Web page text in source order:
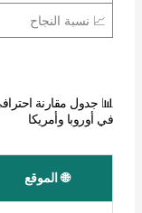
📈 نسبة النجاح
📊 جدول مقارنة
في أوروبا وأمريكا
🌐 الموقع